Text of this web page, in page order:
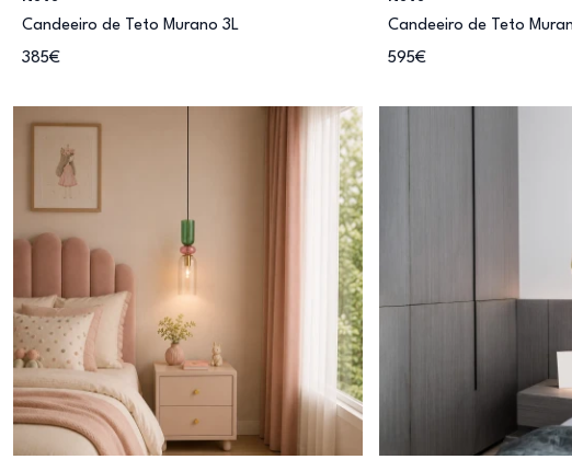
Candeeiro de Teto Murano 3L
385€
Candeeiro de Teto
595€